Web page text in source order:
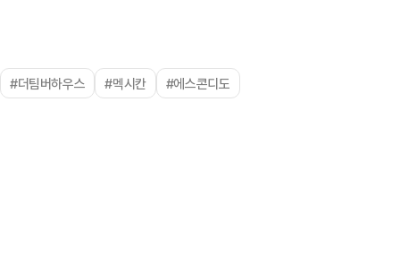
#더팀버하우스 #멕시칸 #에스콘디도